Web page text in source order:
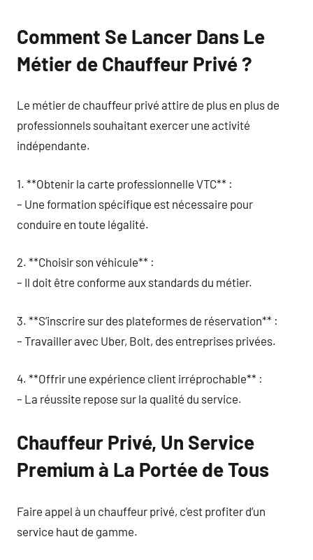
Comment Se Lancer Dans Le
Métier de Chauffeur Privé ?
Le métier de chauffeur privé attire de plus en plus de
professionnels souhaitant exercer une activité
indépendante.
1. **Obtenir la carte professionnelle VTC** :
– Une formation spécifique est nécessaire pour
conduire en toute légalité.
2. **Choisir son véhicule** :
– Il doit être conforme aux standards du métier.
3. **S’inscrire sur des plateformes de réservation** :
– Travailler avec Uber, Bolt, des entreprises privées.
4. **Offrir une expérience client irréprochable** :
– La réussite repose sur la qualité du service.
Chauffeur Privé, Un Service
Premium à La Portée de Tous
Faire appel à un chauffeur privé, c’est profiter d’un
service haut de gamme.